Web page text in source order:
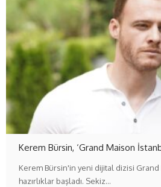
Kerem Bürsin, ‘Grand Maison
Kerem Bürsin'in yeni dijital dizisi
hazırlıklar başladı. Sekiz…